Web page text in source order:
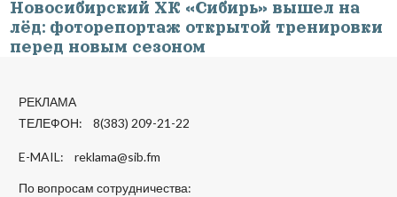
Новосибирский ХК «Сибирь» вышел на
лёд: фоторепортаж открытой тренировки
перед новым сезоном
РЕКЛАМА
ТЕЛЕФОН: 8(383) 209-21-22
E-MAIL: reklama@sib.fm
По вопросам сотрудничества: